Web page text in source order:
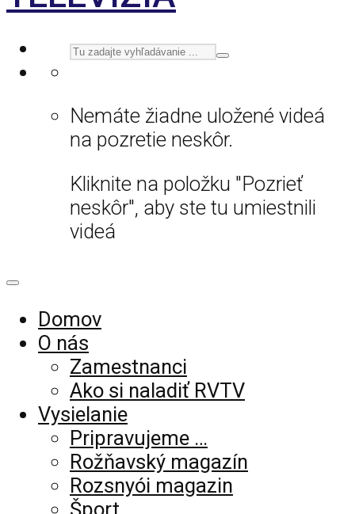
Nemáte žiadne uložené videá
na pozretie neskôr.
Kliknite na položku "Pozrieť
neskôr", aby ste tu umiestnili
videá
Domov
O nás
Zamestnanci
Ako si naladiť RVTV
Vysielanie
Pripravujeme …
Rožňavský magazín
Rozsnyói magazin